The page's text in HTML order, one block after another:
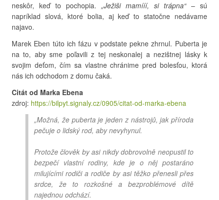
neskôr, keď to pochopia. „Ježiši mamííí, si trápna“– sú
napríklad slová, ktoré bolia, aj keď to statočne nedávame
najavo.
Marek Eben túto ich fázu v podstate pekne zhrnul. Puberta je
na to, aby sme poľavili z tej neskonalej a nezištnej lásky k
svojim deťom, čím sa vlastne chránime pred bolesťou, ktorá
nás ich odchodom z domu čaká.
Citát od Marka Ebena
zdroj: https://bilpyt.signaly.cz/0905/citat-od-marka-ebena
„Možná, že puberta je jeden z nástrojů, jak příroda
pečuje o lidský rod, aby nevyhynul.
Protože člověk by asi nikdy dobrovolně neopustil to
bezpečí vlastní rodiny, kde je o něj postaráno
milujícími rodiči a rodiče by asi těžko přenesli přes
srdce, že to rozkošné a bezproblémové dítě
najednou odchází.